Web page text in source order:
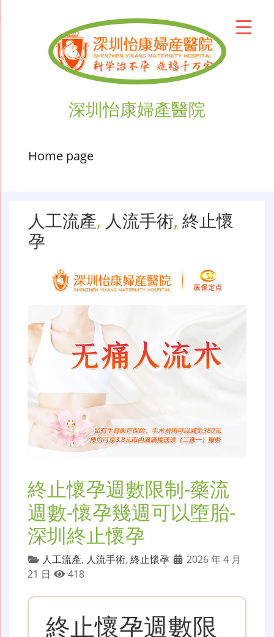
深圳怡康婦產醫院
Home page
人工流產, 人流手術, 終止懷
孕
終止懷孕週數限制-藥流
週數-懷孕幾週可以墮胎-
深圳終止懷孕
人工流產, 人流手術, 終止懷孕
2026 年 4 月
21 日
418
終止懷孕週數限